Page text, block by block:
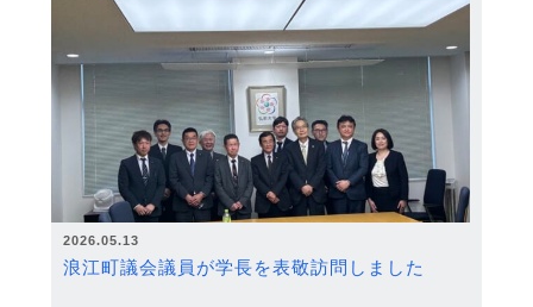
2026.05.13
浪江町議会議員が学長を表敬訪問しました